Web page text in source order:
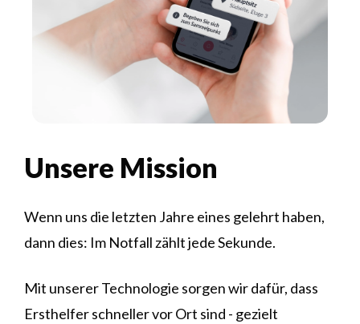
Unsere Mission
Wenn uns die letzten Jahre eines gelehrt haben,
dann dies: Im Notfall zählt jede Sekunde.
Mit unserer Technologie sorgen wir dafür, dass
Ersthelfer schneller vor Ort sind - gezielt